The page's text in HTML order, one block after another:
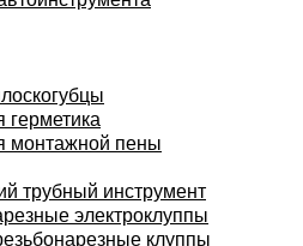
герметика
монтажной пены
трубный инструмент
электроклуппы
клуппы